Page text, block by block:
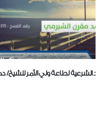
محاضرة بعنوان/